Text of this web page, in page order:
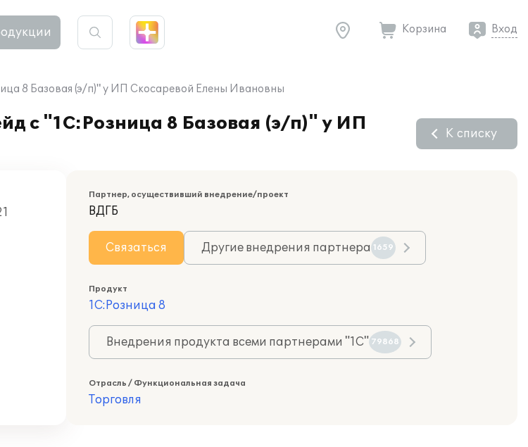
Корзина Вход
8 Базовая (э/п)" у ИП Скосаревой Елены Ивановны
с "1С:Розница 8 Базовая (э/п)" у ИП
К списку
Партнер, осуществивший внедрение/проект
ВДГБ
Связаться Другие внедрения партнера 1659
Продукт
1С:Розница 8
Внедрения продукта всеми партнерами "1С" 79868
Отрасль / Функциональная задача
Торговля